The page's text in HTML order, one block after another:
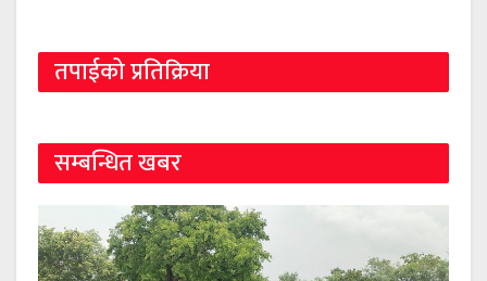
तपाईको प्रतिक्रिया
सम्बन्धित खबर